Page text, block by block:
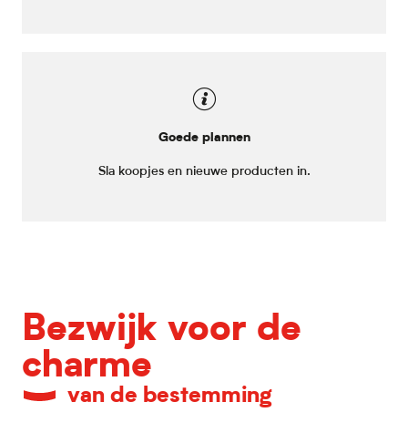
Goede plannen
Sla koopjes en nieuwe producten in.
Bezwijk voor de
charme
van de bestemming